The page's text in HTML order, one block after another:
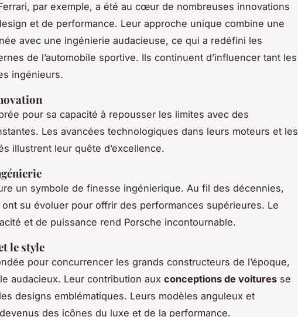
par exemple, a été au cœur de nombreuses innovations
et de performance. Leur approche unique combine une
avec une ingénierie audacieuse, ce qui a redéfini les
de l’automobile sportive. Ils continuent d’influencer tant les
ingénieurs.
pour sa capacité à repousser les limites avec des
Les avancées technologiques dans leurs moteurs et les
illustrent leur quête d’excellence.
un symbole de finesse ingénierique. Au fil des décennies,
su évoluer pour offrir des performances supérieures. Le
et de puissance rend Porsche incontournable.
le style
pour concurrencer les grands constructeurs de l’époque,
audacieux. Leur contribution aux conceptions de voitures se
designs emblématiques. Leurs modèles anguleux et
des icônes du luxe et de la performance.